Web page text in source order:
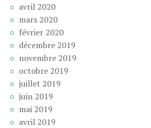
avril 2020
mars 2020
février 2020
décembre 2019
novembre 2019
octobre 2019
juillet 2019
juin 2019
mai 2019
avril 2019